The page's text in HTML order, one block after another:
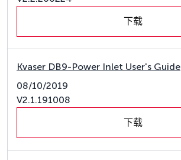
下载
Kvaser DB9-Power Inlet User's Guide
08/10/2019
V2.1.191008
下载